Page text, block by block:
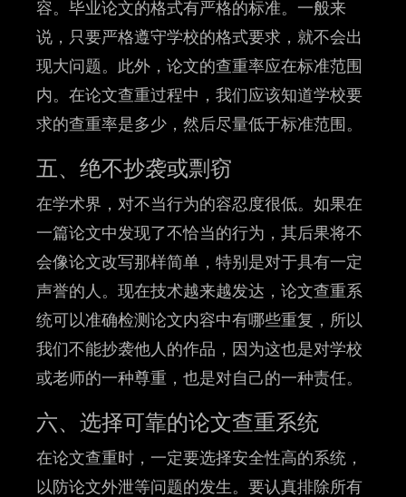
容。毕业论文的格式有严格的标准。一般来
说，只要严格遵守学校的格式要求，就不会出
现大问题。此外，论文的查重率应在标准范围
内。在论文查重过程中，我们应该知道学校要
求的查重率是多少，然后尽量低于标准范围。
五、绝不抄袭或剽窃
在学术界，对不当行为的容忍度很低。如果在
一篇论文中发现了不恰当的行为，其后果将不
会像论文改写那样简单，特别是对于具有一定
声誉的人。现在技术越来越发达，论文查重系
统可以准确检测论文内容中有哪些重复，所以
我们不能抄袭他人的作品，因为这也是对学校
或老师的一种尊重，也是对自己的一种责任。
六、选择可靠的论文查重系统
在论文查重时，一定要选择安全性高的系统，
以防论文外泄等问题的发生。要认真排除所有